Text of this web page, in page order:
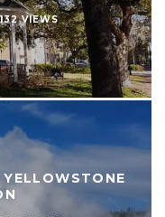
VIEWS
YELLOWSTONE